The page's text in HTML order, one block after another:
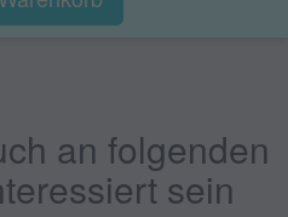
an folgenden
sein